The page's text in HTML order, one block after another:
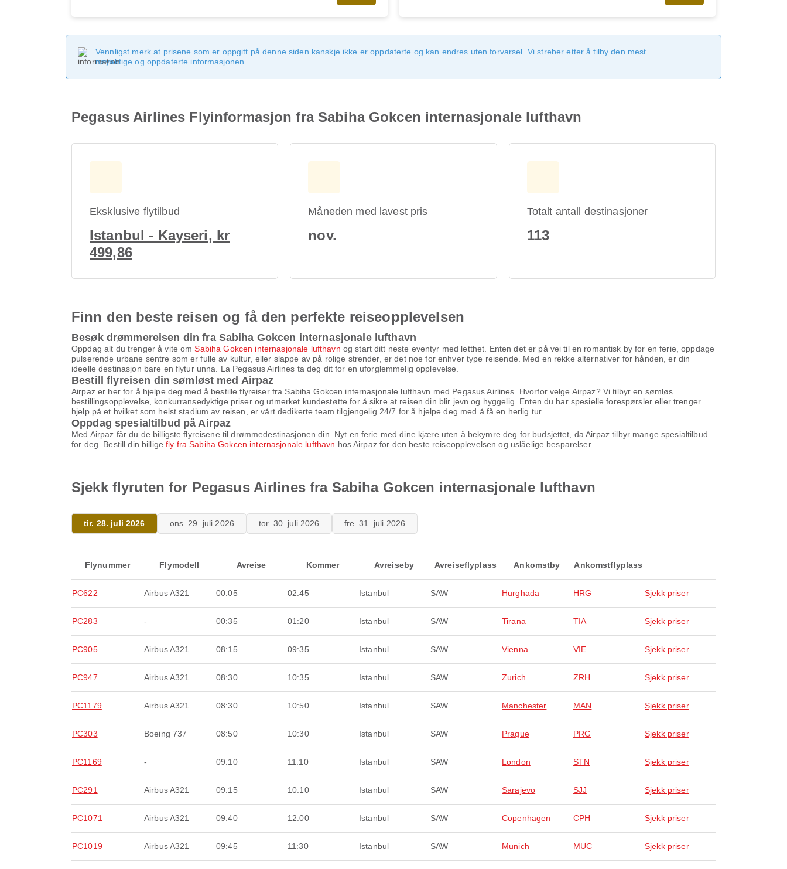
Vennligst merk at prisene som er oppgitt på denne siden kanskje ikke er oppdaterte og kan endres uten forvarsel. Vi streber etter å tilby den mest
nøyaktige og oppdaterte informasjonen.
Pegasus Airlines Flyinformasjon fra Sabiha Gokcen internasjonale lufthavn
Eksklusive flytilbud
Istanbul - Kayseri, kr
499,86
Måneden med lavest pris
nov.
Totalt antall destinasjoner
113
Finn den beste reisen og få den perfekte reiseopplevelsen
Besøk drømmereisen din fra Sabiha Gokcen internasjonale lufthavn
Oppdag alt du trenger å vite omSabiha Gokcen internasjonale lufthavn og start ditt neste eventyr med letthet. Enten det er på vei til en romantisk by for en ferie, oppdage
pulserende urbane sentre som er fulle av kultur, eller slappe av på rolige strender, er det noe for enhver type reisende. Med en rekke alternativer for hånden, er din
ideelle destinasjon bare en flytur unna. La Pegasus Airlines ta deg dit for en uforglemmelig opplevelse.
Bestill flyreisen din sømløst med Airpaz
Airpaz er her for å hjelpe deg med å bestille flyreiser fra Sabiha Gokcen internasjonale lufthavn med Pegasus Airlines. Hvorfor velge Airpaz? Vi tilbyr en sømløs
bestillingsopplevelse, konkurransedyktige priser og utmerket kundestøtte for å sikre at reisen din blir jevn og hyggelig. Enten du har spesielle forespørsler eller trenger
hjelp på et hvilket som helst stadium av reisen, er vårt dedikerte team tilgjengelig 24/7 for å hjelpe deg med å få en herlig tur.
Oppdag spesialtilbud på Airpaz
Med Airpaz får du de billigste flyreisene til drømmedestinasjonen din. Nyt en ferie med dine kjære uten å bekymre deg for budsjettet, da Airpaz tilbyr mange spesialtilbud
for deg. Bestill din billigefly fra Sabiha Gokcen internasjonale lufthavn hos Airpaz for den beste reiseopplevelsen og uslåelige besparelser.
Sjekk flyruten for Pegasus Airlines fra Sabiha Gokcen internasjonale lufthavn
tir. 28. juli 2026 ons. 29. juli 2026 tor. 30. juli 2026 fre. 31. juli 2026
Flynummer Flymodell Avreise Kommer Avreiseby Avreiseflyplass Ankomstby Ankomstflyplass
PC622 Airbus A321 00:05 02:45 Istanbul SAW Hurghada HRG Sjekk priser
PC283 - 00:35 01:20 Istanbul SAW Tirana TIA Sjekk priser
PC905 Airbus A321 08:15 09:35 Istanbul SAW Vienna VIE Sjekk priser
PC947 Airbus A321 08:30 10:35 Istanbul SAW Zurich ZRH Sjekk priser
PC1179 Airbus A321 08:30 10:50 Istanbul SAW Manchester MAN Sjekk priser
PC303 Boeing 737 08:50 10:30 Istanbul SAW Prague PRG Sjekk priser
PC1169 - 09:10 11:10 Istanbul SAW London STN Sjekk priser
PC291 Airbus A321 09:15 10:10 Istanbul SAW Sarajevo SJJ Sjekk priser
PC1071 Airbus A321 09:40 12:00 Istanbul SAW Copenhagen CPH Sjekk priser
PC1019 Airbus A321 09:45 11:30 Istanbul SAW Munich MUC Sjekk priser